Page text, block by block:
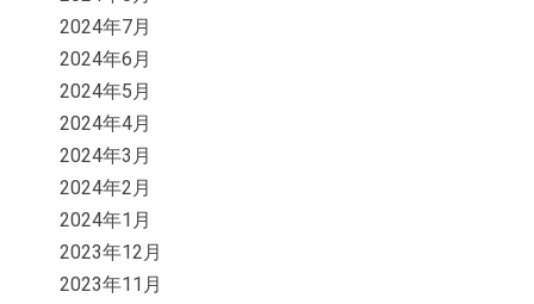
2024年7月
2024年6月
2024年5月
2024年4月
2024年3月
2024年2月
2024年1月
2023年12月
2023年11月